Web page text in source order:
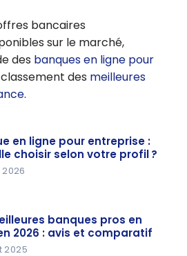
bancaires
sur le marché,
des banques en ligne pour
des meilleures
.
en ligne pour entreprise :
choisir selon votre profil ?
2026
banques pros en
2026 : avis et comparatif
2025